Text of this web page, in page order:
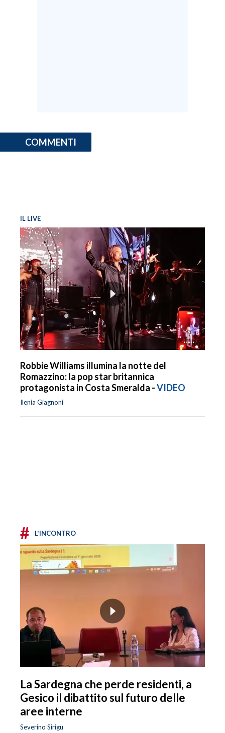
COMMENTI
IL LIVE
Robbie Williams illumina la notte del
Romazzino: la pop star britannica
protagonista in Costa Smeralda -VIDEO
Ilenia Giagnoni
# L'INCONTRO
La Sardegna che perde residenti, a
Gesico il dibattito sul futuro delle
aree interne
Severino Sirigu